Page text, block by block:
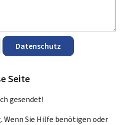
Datenschutz
Seite
gesendet!
Wenn Sie Hilfe benötigen oder